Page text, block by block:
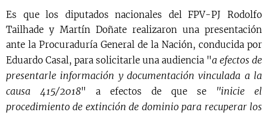
Es que los diputados nacionales del FPV-PJ Rodolfo
Tailhade y Martín Doñate realizaron una presentación
ante la Procuraduría General de la Nación, conducida por
Eduardo Casal, para solicitarle una audiencia "a efectos de
presentarle información y documentación vinculada a la
causa 415/2018" a efectos de que se
"inicie el
procedimiento de extinción de dominio para recuperar los